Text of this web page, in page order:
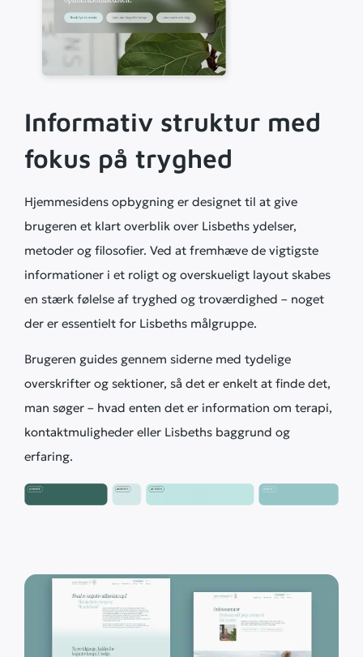
Informativ struktur med
fokus på tryghed
Hjemmesidens opbygning er designet til at give
brugeren et klart overblik over Lisbeths ydelser,
metoder og filosofier. Ved at fremhæve de vigtigste
informationer i et roligt og overskueligt layout skabes
en stærk følelse af tryghed og troværdighed – noget
der er essentielt for Lisbeths målgruppe.
Brugeren guides gennem siderne med tydelige
overskrifter og sektioner, så det er enkelt at finde det,
man søger – hvad enten det er information om terapi,
kontaktmuligheder eller Lisbeths baggrund og
erfaring.